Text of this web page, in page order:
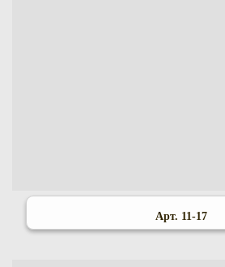
Арт. 11-17